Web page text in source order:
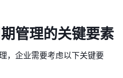
管理的关键要素
，企业需要考虑以下关键要